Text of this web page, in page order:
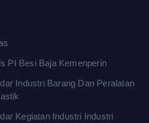
PI Besi Baja Kemenperin
Industri Barang Dan Peralatan
Kegiatan Industri Industri